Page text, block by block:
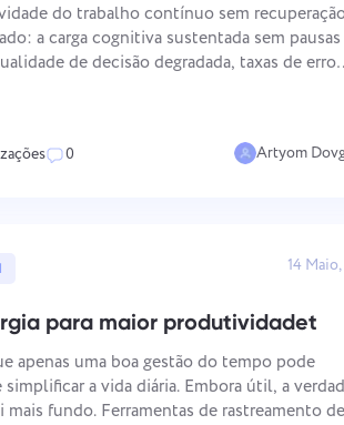
do trabalho contínuo sem
a carga cognitiva sustentada sem pausas
de decisão degradada, taxas de erro
0 Artyom
14
para maior produtividadet
apenas uma boa gestão do tempo pode
simplificar a vida diária. Embora útil, a
mais fundo. Ferramentas de rastreamento de